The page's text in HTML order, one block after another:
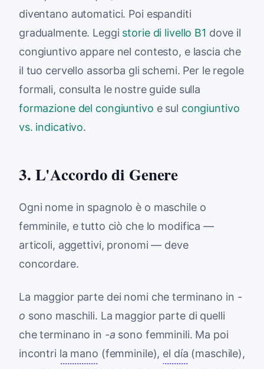
diventano automatici. Poi espanditi
gradualmente. Leggi storie di livello B1 dove il
congiuntivo appare nel contesto, e lascia che
il tuo cervello assorba gli schemi. Per le regole
formali, consulta le nostre guide sulla
formazione del congiuntivo e sul congiuntivo
vs. indicativo.
3. L'Accordo di Genere
Ogni nome in spagnolo è o maschile o
femminile, e tutto ciò che lo modifica —
articoli, aggettivi, pronomi — deve
concordare.
La maggior parte dei nomi che terminano in -
o sono maschili. La maggior parte di quelli
che terminano in -a sono femminili. Ma poi
incontri la mano (femminile), el día (maschile),